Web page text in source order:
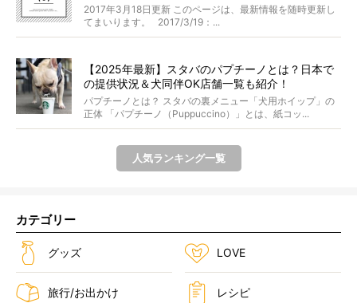
2017年3月18日更新 このページは、最新情報を随時更新し
てまいります。 2017/3/19：...
【2025年最新】スタバのパプチーノとは？日本で
の提供状況＆犬同伴OK店舗一覧も紹介！
パプチーノとは？ スタバの裏メニュー「犬用ホイップ」の
正体 「パプチーノ（Puppuccino）」とは、紙コッ...
人気ランキング一覧
カテゴリー
グッズ LOVE
旅行/お出かけ レシピ